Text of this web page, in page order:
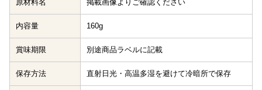
原材料名 掲載画像よりご確認ください
内容量 160g
賞味期限 別途商品ラベルに記載
保存方法 直射日光・高温多湿を避けて冷暗所で保存